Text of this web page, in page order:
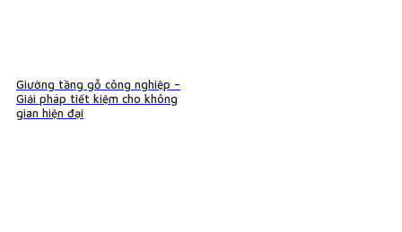
Giường tầng gỗ công nghiệp –
Giải pháp tiết kiệm cho không
gian hiện đại